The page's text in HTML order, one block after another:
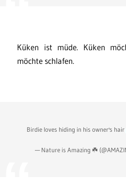
Küken ist müde. Küken
möchte schlafen.
Birdie loves hiding in his owner's hair
— Nature is Amazing ☘️